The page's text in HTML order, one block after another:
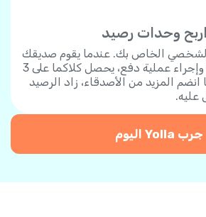
وحدات رصيد
الخاص بك. عندما يقوم صديقك
بتثبيت تطبيق Yolla وإجراء عملية دفع، يحصل كلاكما على 3
انضم المزيد من الأصدقاء، زاد الرصيد
عليه.
جرب Yolla اليوم